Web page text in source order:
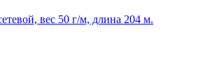
вес 50 г/м, длина 204 м.